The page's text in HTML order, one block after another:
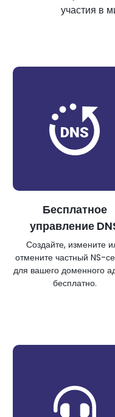
участия в
Бесплатное
управление
Создайте, измените
отмените частный NS-
для вашего доменного
бесплатно.